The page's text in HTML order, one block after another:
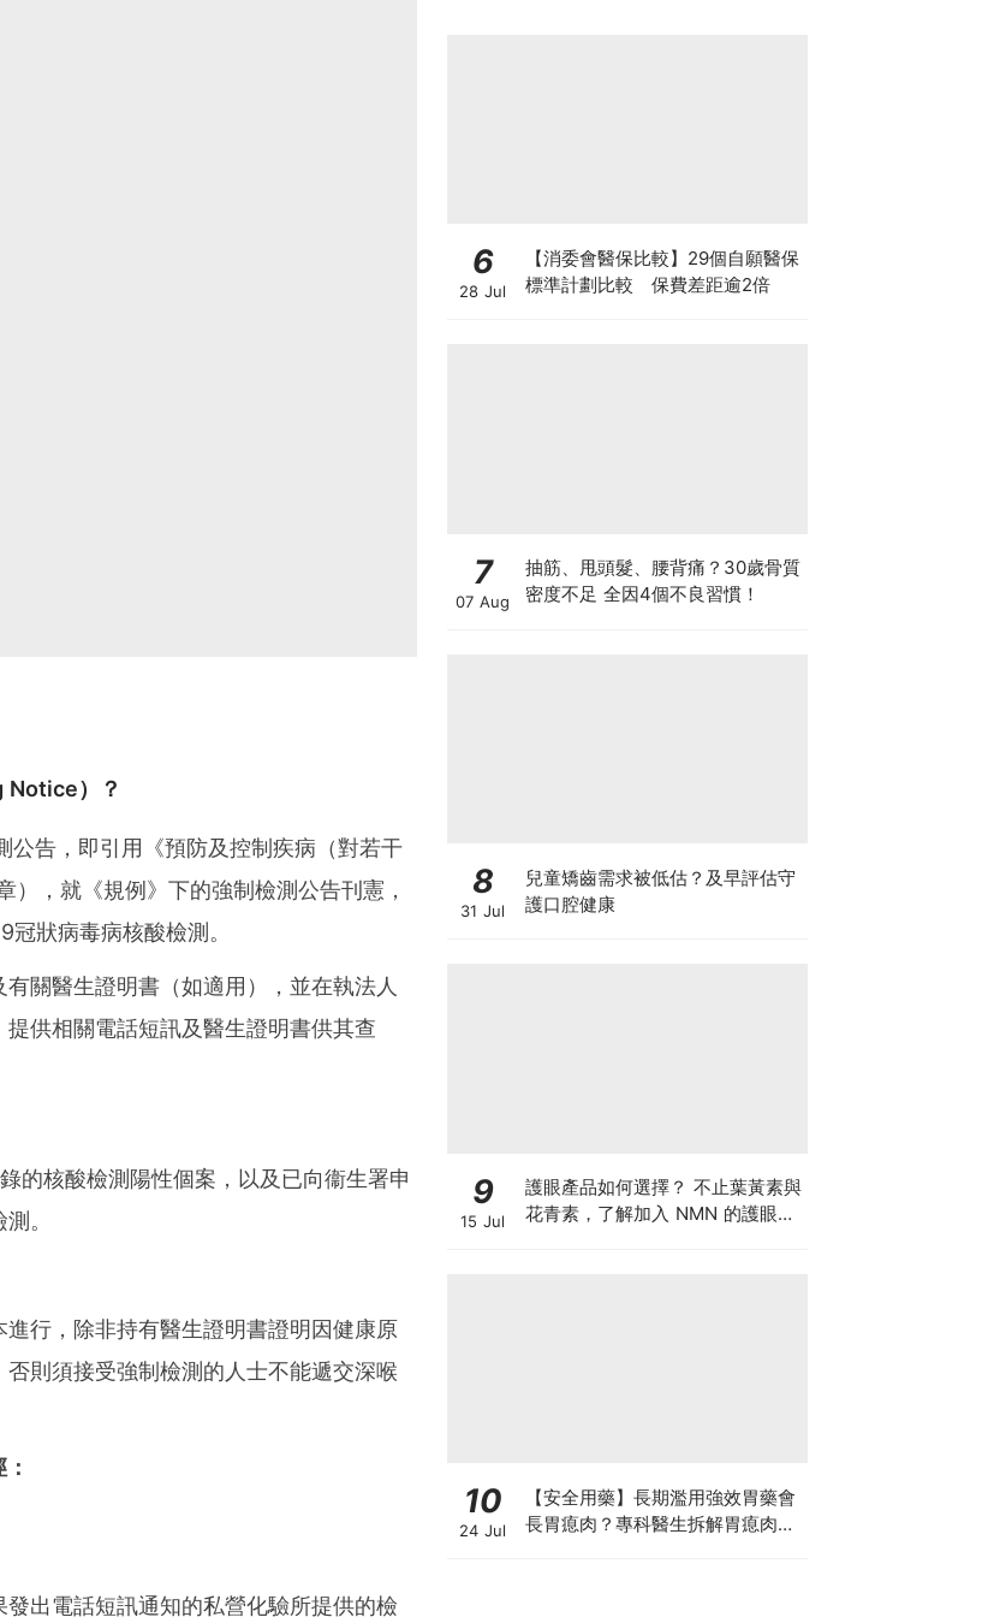
Notice）？
告，即引用《預防及控制疾病（對若干
，就《規例》下的強制檢測公告刊憲，
狀病毒病核酸檢測。
關醫生證明書（如適用），並在執法人
供相關電話短訊及醫生證明書供其查
的核酸檢測陽性個案，以及已向衞生署申
。
行，除非持有醫生證明書證明因健康原
則須接受強制檢測的人士不能遞交深喉
出電話短訊通知的私營化驗所提供的檢
6
28 Jul
【消委會醫保比較】29個自願醫保
標準計劃比較 保費差距逾2倍
7
07 Aug
抽筋、甩頭髮、腰背痛？30歲骨質
密度不足 全因4個不良習慣！
8
31 Jul
兒童矯齒需求被低估？及早評估守
護口腔健康
9
15 Jul
護眼產品如何選擇？ 不止葉黃素與
花青素，了解加入 NMN 的護眼方
10
24 Jul
【安全用藥】長期濫用強效胃藥會
長胃瘜肉？專科醫生拆解胃瘜肉癌